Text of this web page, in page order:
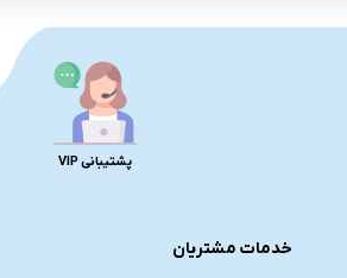
پشتیبانی VIP
خدمات مشتریان